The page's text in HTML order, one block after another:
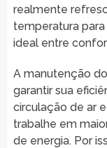
realmente
temperatura para
ideal entre
A manutenção
garantir sua
circulação de ar
trabalhe em
de energia. Por